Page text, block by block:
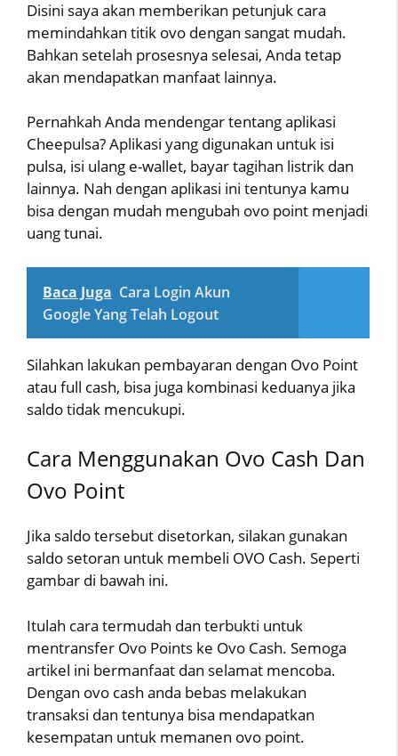
Disini saya akan memberikan petunjuk cara
memindahkan titik ovo dengan sangat mudah.
Bahkan setelah prosesnya selesai, Anda tetap
akan mendapatkan manfaat lainnya.
Pernahkah Anda mendengar tentang aplikasi
Cheepulsa? Aplikasi yang digunakan untuk isi
pulsa, isi ulang e-wallet, bayar tagihan listrik dan
lainnya. Nah dengan aplikasi ini tentunya kamu
bisa dengan mudah mengubah ovo point menjadi
uang tunai.
Baca Juga Cara Login Akun
Google Yang Telah Logout
Silahkan lakukan pembayaran dengan Ovo Point
atau full cash, bisa juga kombinasi keduanya jika
saldo tidak mencukupi.
Cara Menggunakan Ovo Cash Dan
Ovo Point
Jika saldo tersebut disetorkan, silakan gunakan
saldo setoran untuk membeli OVO Cash. Seperti
gambar di bawah ini.
Itulah cara termudah dan terbukti untuk
mentransfer Ovo Points ke Ovo Cash. Semoga
artikel ini bermanfaat dan selamat mencoba.
Dengan ovo cash anda bebas melakukan
transaksi dan tentunya bisa mendapatkan
kesempatan untuk memanen ovo point.